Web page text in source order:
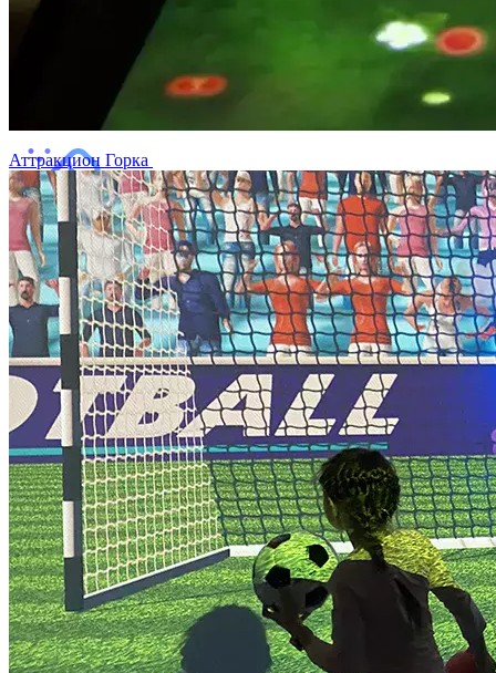
Аттракцион Горка